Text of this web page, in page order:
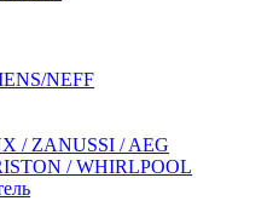
NEFF
/ ZANUSSI / AEG
/ WHIRLPOOL